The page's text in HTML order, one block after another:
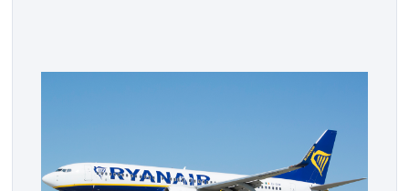
مسافرا خلال الستة أشهر الأولى من السنة الجارية، مقابل